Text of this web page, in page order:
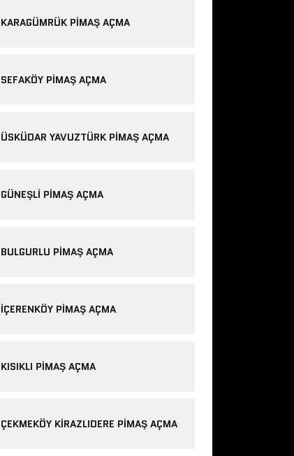
KARAGÜMRÜK PIMAŞ AÇMA
SEFAKÖY PIMAŞ AÇMA
ÜSKÜDAR YAVUZTÜRK PIMAŞ AÇMA
GÜNEŞLI PIMAŞ AÇMA
BULGURLU PIMAŞ AÇMA
IÇERENKÖY PIMAŞ AÇMA
KISIKLI PIMAŞ AÇMA
ÇEKMEKÖY KIRAZLIDERE PIMAŞ AÇMA